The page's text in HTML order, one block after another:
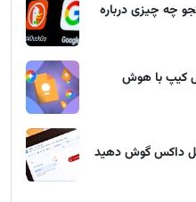
چه چیزی درباره
کیپ با هوش
داکس گوش دهید